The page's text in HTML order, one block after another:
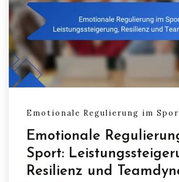
Emotionale Regulierung im
Emotionale
Sport:
Resilienz und